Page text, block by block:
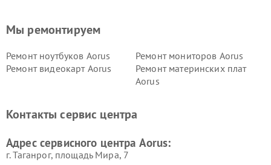
Мы ремонтируем
Ремонт ноутбуков Aorus
Ремонт мониторов Aorus
Ремонт видеокарт Aorus
Ремонт материнских плат
Aorus
Контакты сервис центра
Адрес сервисного центра Aorus:
г. Таганрог, площадь Мира, 7